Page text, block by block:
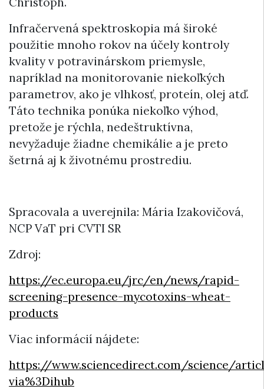
Infračervená spektroskopia má široké
použitie mnoho rokov na účely kontroly
kvality v potravinárskom priemysle,
napríklad na monitorovanie niekoľkých
parametrov, ako je vlhkosť, proteín, olej atď.
Táto technika ponúka niekoľko výhod,
pretože je rýchla, nedeštruktívna,
nevyžaduje žiadne chemikálie a je preto
šetrná aj k životnému prostrediu.
Spracovala a uverejnila: Mária Izakovičová,
NCP VaT pri CVTI SR
Zdroj:
https://ec.europa.eu/jrc/en/news/rapid-
screening-presence-mycotoxins-wheat-
products
Viac informácií nájdete:
https://www.sciencedirect.com/science/
via%3Dihub